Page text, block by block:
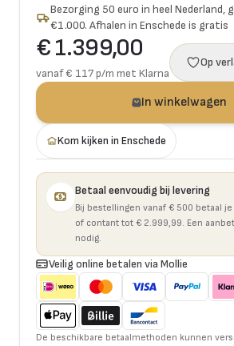
Bezorging 50 euro in heel Nederland,
€1.000. Afhalen in Enschede is gratis
€ 1.399,00
vanaf € 117 p/m met Klarna
Op
In winkelwagen
Kom kijken in Enschede
Betaal eenvoudig bij levering
Bij bestellingen vanaf € 500 betaal
of contant tot € 2.999,99. Een
nodig.
Veilig online betalen via Mollie
De beschikbare betaalmethoden kunnen